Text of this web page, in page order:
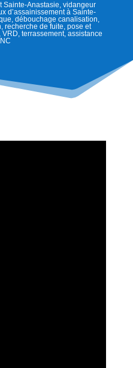
Sainte-Anastasie, vidangeur
d’assainissement à Sainte-
débouchage canalisation,
recherche de fuite, pose et
terrassement, assistance